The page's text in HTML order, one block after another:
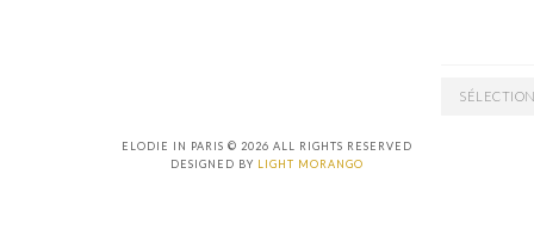
ARCHIVES
ELODIE IN PARIS © 2026 ALL RIGHTS RESERVED
DESIGNED BY LIGHT MORANGO